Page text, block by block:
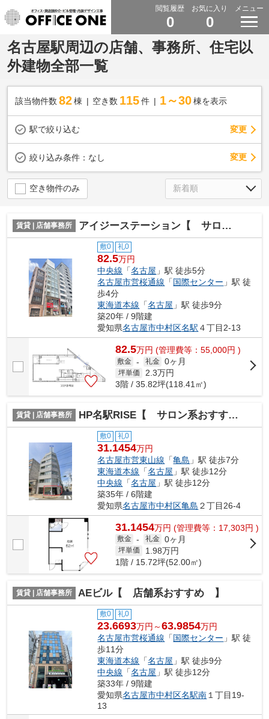
閲覧履歴
0
お気に入り
0
メニュー
名古屋駅周辺の店舗、事務所、住宅以
外建物全部一覧
該当物件数 82棟 空き数 115 件 1～30 棟を表示
駅で絞り込む 変更
絞り込み条件： なし 変更
空き物件のみ
賃貸 | 店舗事務所 アイジーステーション【 サロン系おすすめ 】
敷0 礼0
82.5万円
中央線 「名古屋 」駅 徒歩5分
名古屋市営桜通線 「国際センター 」駅 徒
歩4分
東海道本線 「名古屋 」駅 徒歩9分
築20年 / 9階建
愛知県名古屋市中村区名駅 ４丁目2-13
82.5万円 (管理費等：55,000円 )
敷金 - 礼金 0ヶ月
坪単価 2.3万円
3階 / 35.82坪(118.41㎡)
賃貸 | 店舗事務所 HP名駅RISE【 サロン系おすすめ 】
敷0 礼0
31.1454万円
名古屋市営東山線 「亀島 」駅 徒歩7分
東海道本線 「名古屋 」駅 徒歩12分
中央線 「名古屋 」駅 徒歩12分
築35年 / 6階建
愛知県名古屋市中村区亀島 ２丁目26-4
31.1454万円 (管理費等：17,303円 )
敷金 - 礼金 0ヶ月
坪単価 1.98万円
1階 / 15.72坪(52.00㎡)
賃貸 | 店舗事務所 AEビル【 店舗系おすすめ 】
敷0 礼0
23.6693万円～63.9854万円
名古屋市営桜通線 「国際センター 」駅 徒
歩11分
東海道本線 「名古屋 」駅 徒歩9分
中央線 「名古屋 」駅 徒歩12分
築33年 / 9階建
愛知県名古屋市中村区名駅南 １丁目19-
13